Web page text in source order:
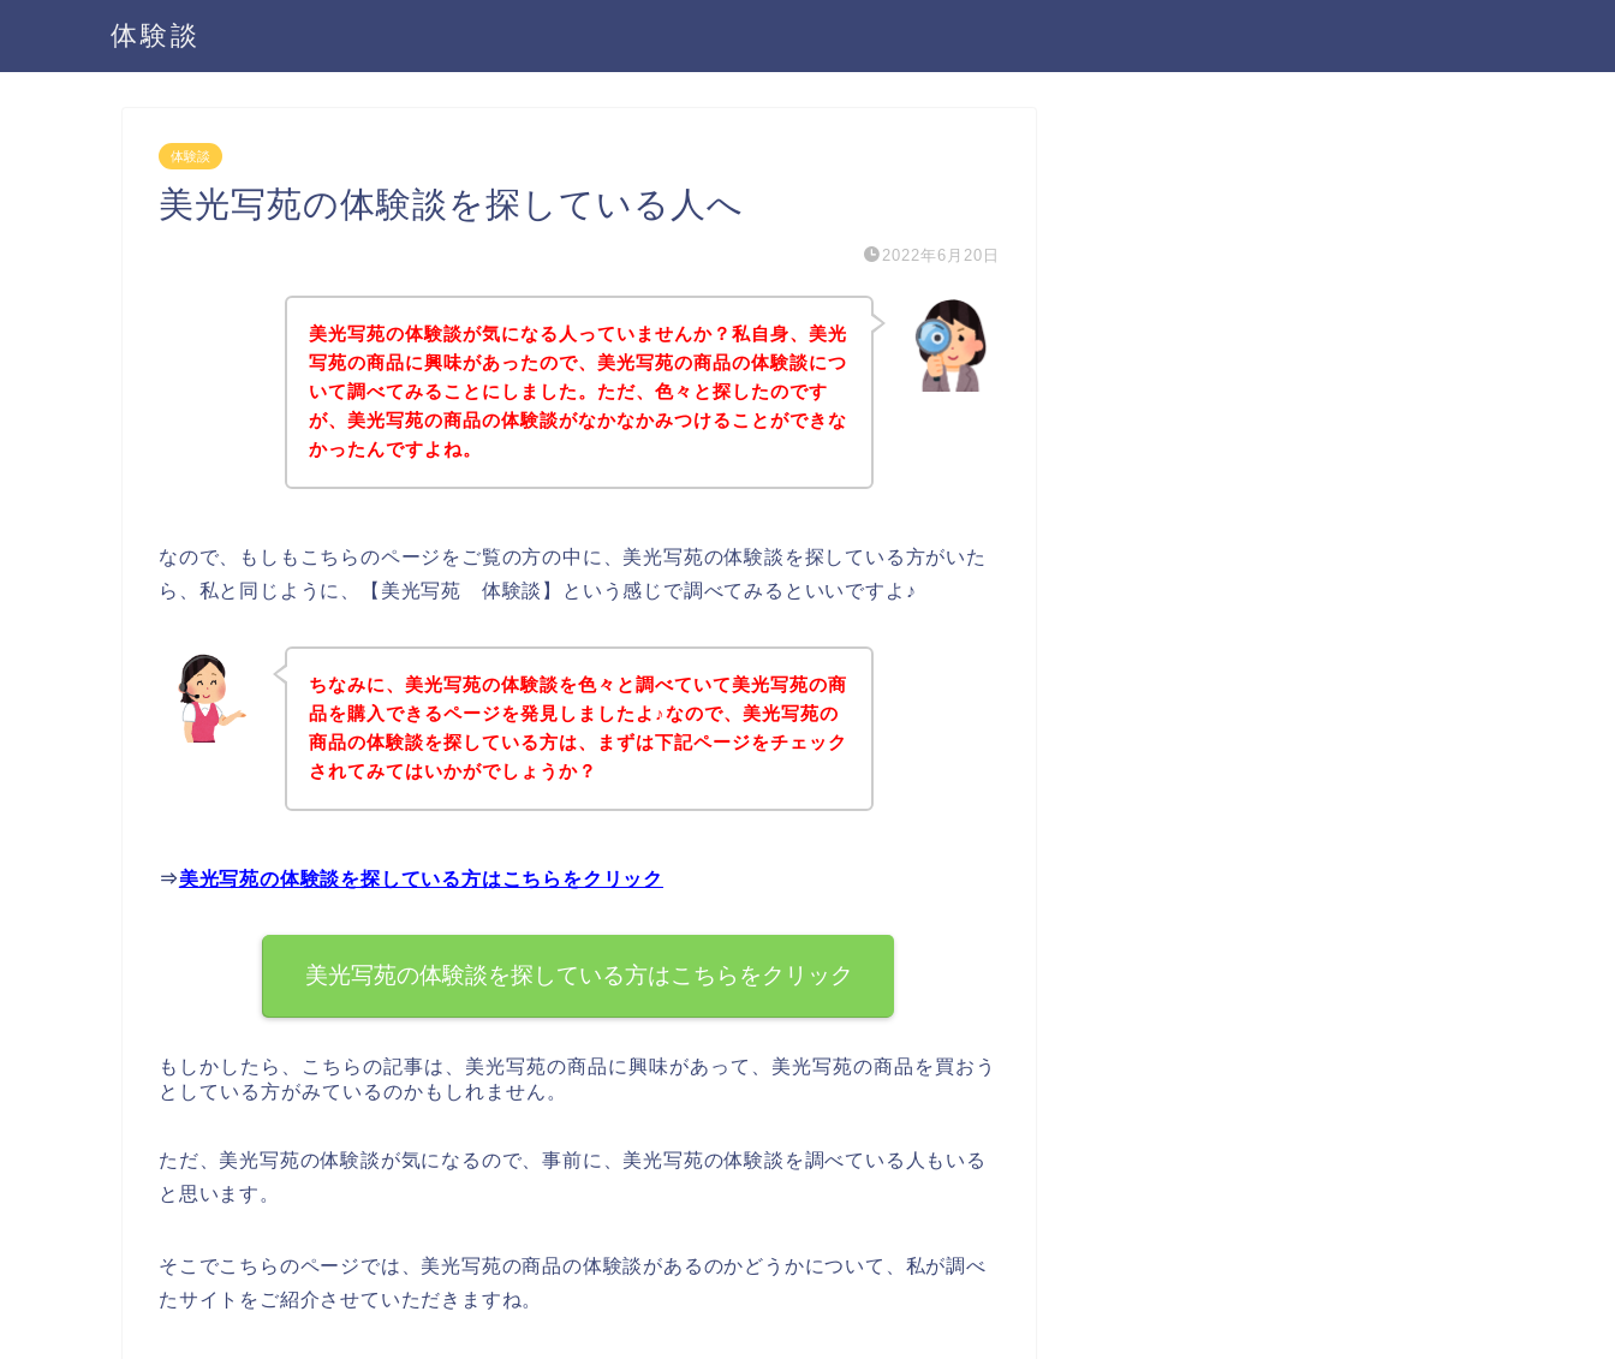
体験談
体験談
美光写苑の体験談を探している人へ
2022年6月20日
美光写苑の体験談が気になる人っていませんか？私自身、美光
写苑の商品に興味があったので、美光写苑の商品の体験談につ
いて調べてみることにしました。ただ、色々と探したのです
が、美光写苑の商品の体験談がなかなかみつけることができな
かったんですよね。
なので、もしもこちらのページをご覧の方の中に、美光写苑の体験談を探している方がいた
ら、私と同じように、【美光写苑 体験談】という感じで調べてみるといいですよ♪
ちなみに、美光写苑の体験談を色々と調べていて美光写苑の商
品を購入できるページを発見しましたよ♪なので、美光写苑の
商品の体験談を探している方は、まずは下記ページをチェック
されてみてはいかがでしょうか？
⇒美光写苑の体験談を探している方はこちらをクリック
美光写苑の体験談を探している方はこちらをクリック
もしかしたら、こちらの記事は、美光写苑の商品に興味があって、美光写苑の商品を買おう
としている方がみているのかもしれません。
ただ、美光写苑の体験談が気になるので、事前に、美光写苑の体験談を調べている人もいる
と思います。
そこでこちらのページでは、美光写苑の商品の体験談があるのかどうかについて、私が調べ
たサイトをご紹介させていただきますね。